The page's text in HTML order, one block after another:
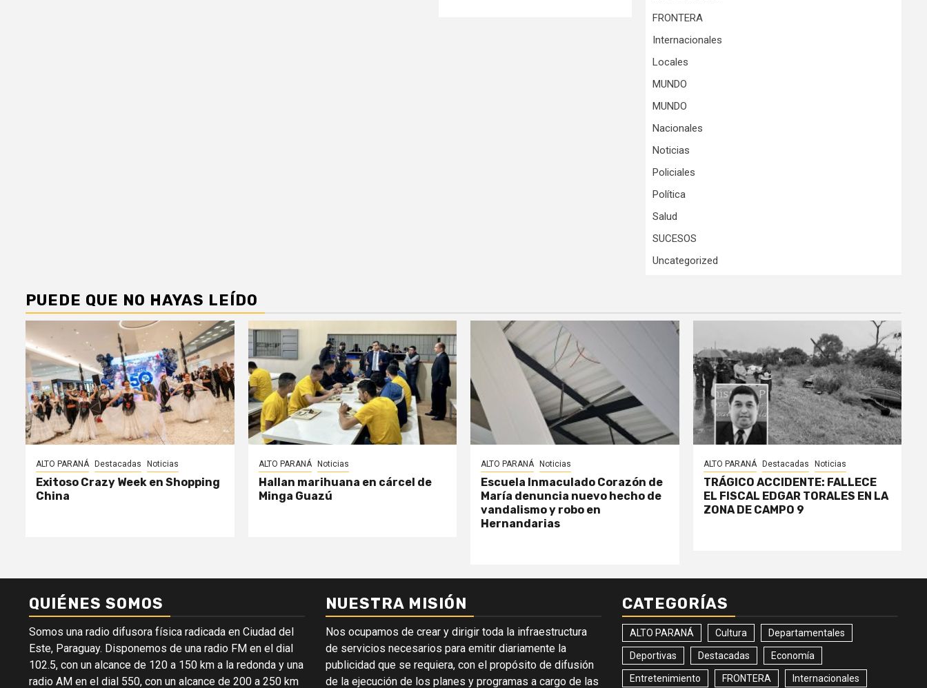
FRONTERA
Internacionales
Locales
MUNDO
MUNDO
Nacionales
Noticias
Policiales
Política
Salud
SUCESOS
Uncategorized
PUEDE QUE NO HAYAS LEÍDO
ALTO PARANÁ Destacadas Noticias
Exitoso Crazy Week en Shopping
China
ALTO PARANÁ Noticias
Hallan marihuana en cárcel de
Minga Guazú
ALTO PARANÁ Noticias
Escuela Inmaculado Corazón de
María denuncia nuevo hecho de
vandalismo y robo en
Hernandarias
ALTO PARANÁ Destacadas Noticias
TRÁGICO ACCIDENTE: FALLECE
EL FISCAL EDGAR TORALES EN LA
ZONA DE CAMPO 9
QUIÉNES SOMOS
Somos una radio difusora física radicada en Ciudad del
Este, Paraguay. Disponemos de una radio FM en el dial
102.5, con un alcance de 120 a 150 km a la redonda y una
radio AM en el dial 550, con un alcance de 200 a 250 km
NUESTRA MISIÓN
Nos ocupamos de crear y dirigir toda la infraestructura
de servicios necesarios para emitir diariamente la
publicidad que se requiera, con el propósito de difusión
de la ejecución de los planes y programas a cargo de las
CATEGORÍAS
ALTO PARANÁ Cultura Departamentales
Deportivas Destacadas Economía
Entretenimiento FRONTERA Internacionales